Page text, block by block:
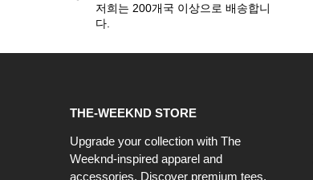
저희는 200개국 이상으로 배송합니
다.
THE-WEEKND STORE
Upgrade your collection with The
Weeknd-inspired apparel and
accessories. Discover premium tees,